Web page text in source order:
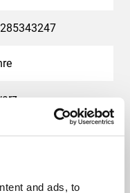
and ads, to